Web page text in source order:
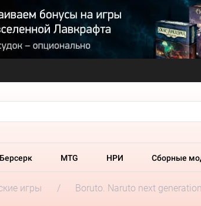
Берсерк MTG НРИ Сборные
игры Boruto. Naruto next